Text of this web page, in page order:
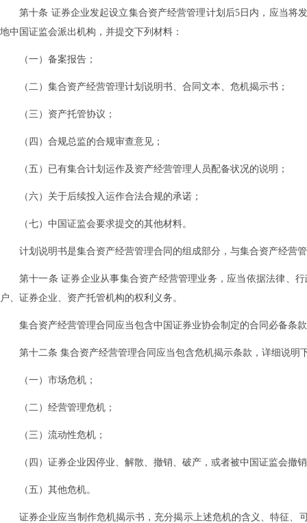
第十条 证券企业发起设立集合资产经营管理计划后5日内，应当将
地中国证监会派出机构，并提交下列材料：
（一）备案报告；
（二）集合资产经营管理计划说明书、合同文本、危机揭示书；
（三）资产托管协议；
（四）合规总监的合规审查意见；
（五）已有集合计划运作及资产经营管理人员配备状况的说明；
（六）关于后续投入运作合法合规的承诺；
（七）中国证监会要求提交的其他材料。
计划说明书是集合资产经营管理合同的组成部分，与集合资产经营
第十一条 证券企业从事集合资产经营管理业务，应当依据法律、
户、证券企业、资产托管机构的权利义务。
集合资产经营管理合同应当包含中国证券业协会制定的合同必备条
第十二条 集合资产经营管理合同应当包含危机揭示条款，详细说明
（一）市场危机；
（二）经营管理危机；
（三）流动性危机；
（四）证券企业因停业、解散、撤销、破产，或者被中国证监会撤
（五）其他危机。
证券企业应当制作危机揭示书，充分揭示上述危机的含义、特征